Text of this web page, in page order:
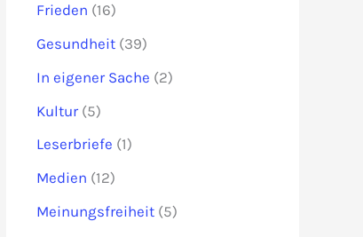
Frieden (16)
Gesundheit (39)
In eigener Sache (2)
Kultur (5)
Leserbriefe (1)
Medien (12)
Meinungsfreiheit (5)